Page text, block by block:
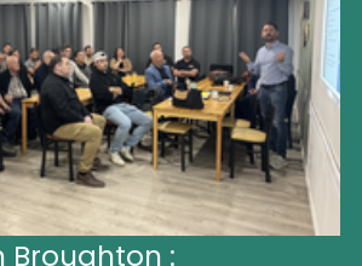
Broughton :